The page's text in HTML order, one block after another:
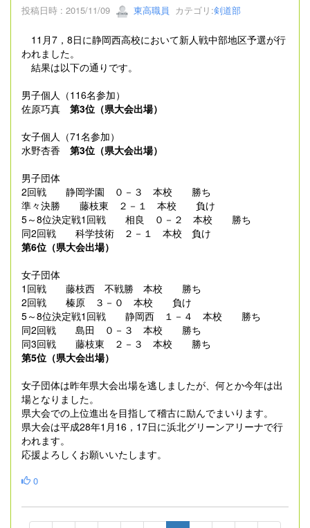
投稿日時 : 2015/11/09 東高職員 カテゴリ:剣道部
11月7，8日に静岡西高校において新人戦中部地区予選が行
われました。
結果は以下の通りです。
男子個人（116名参加）
佐原巧真 第3位（県大会出場）
女子個人（71名参加）
水野杏香 第3位（県大会出場）
男子団体
2回戦 静岡学園 ０－３ 本校 勝ち
準々決勝 藤枝東 ２－１ 本校 負け
5～8位決定戦1回戦 相良 ０－２ 本校 勝ち
同2回戦 科学技術 ２－１ 本校 負け
第6位（県大会出場）
女子団体
1回戦 藤枝西 不戦勝 本校 勝ち
2回戦 榛原 ３－０ 本校 負け
5～8位決定戦1回戦 静岡西 １－４ 本校 勝ち
同2回戦 島田 ０－３ 本校 勝ち
同3回戦 藤枝東 ２－３ 本校 勝ち
第5位（県大会出場）
女子団体は昨年県大会出場を逃しましたが、何とか今年は出
場となりました。
県大会での上位進出を目指して稽古に励んでまいります。
県大会は平成28年1月16，17日に浜北グリーンアリーナで行
われます。
応援よろしくお願いいたします。
0